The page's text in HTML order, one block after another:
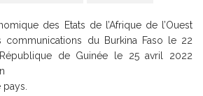
des Etats de l’Afrique de l’Ouest
communications du Burkina Faso le 22
de Guinée le 25 avril 2022